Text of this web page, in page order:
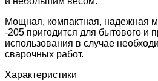
Мощная, компактная, надежная
-205 пригодится для бытового и
использования в случае
сварочных работ.
Характеристики